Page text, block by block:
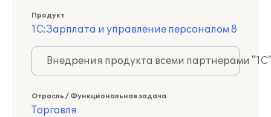
Продукт
1С:Зарплата и управление персоналом 8
Внедрения продукта всеми партнерами
Отрасль / Функциональная задача
Торговля